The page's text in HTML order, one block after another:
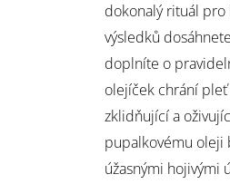
dokonalý rituál
výsledků
doplníte o
olejíček chrání
zklidňující a
pupalkovému oleji
úžasnými hojivými